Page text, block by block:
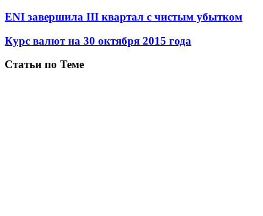
ENI завершила III квартал с чистым убытком
Курс валют на 30 октября 2015 года
Статьи по Теме